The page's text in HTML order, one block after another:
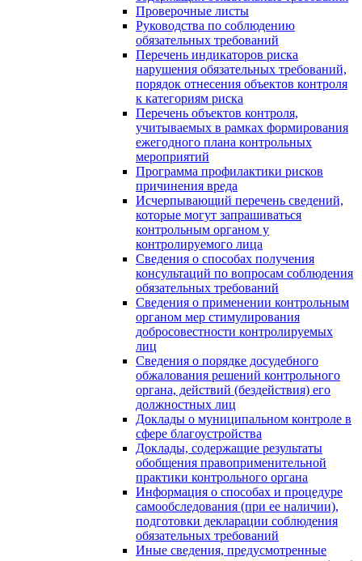
Проверочные листы
Руководства по соблюдению
обязательных требований
Перечень индикаторов риска
нарушения обязательных требований,
порядок отнесения объектов контроля
к категориям риска
Перечень объектов контроля,
учитываемых в рамках формирования
ежегодного плана контрольных
мероприятий
Программа профилактики рисков
причинения вреда
Исчерпывающий перечень сведений,
которые могут запрашиваться
контрольным органом у
контролируемого лица
Сведения о способах получения
консультаций по вопросам соблюдения
обязательных требований
Сведения о применении контрольным
органом мер стимулирования
добросовестности контролируемых
лиц
Сведения о порядке досудебного
обжалования решений контрольного
органа, действий (бездействия) его
должностных лиц
Доклады о муниципальном контроле в
сфере благоустройства
Доклады, содержащие результаты
обобщения правоприменительной
практики контрольного органа
Информация о способах и процедуре
самообследования (при ее наличии),
подготовки декларации соблюдения
обязательных требований
Иные сведения, предусмотренные